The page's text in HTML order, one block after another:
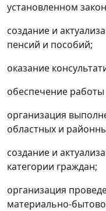
установленном
создание и
пенсий и пособий;
оказание
обеспечение
организация
областных и
создание и
категории граждан;
организация
материально-